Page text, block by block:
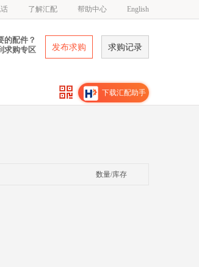
了解汇配 帮助中心 English
的配件？
求购专区
发布求购 求购记录
下载汇配助手
数量/库存